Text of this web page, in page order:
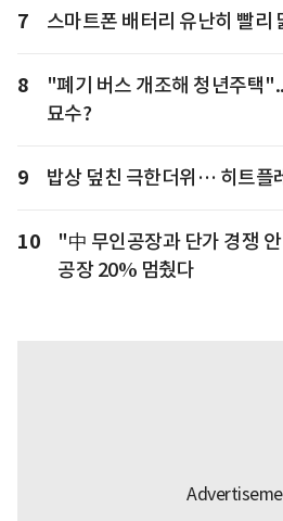
7 스마트폰 배터리 유난히 빨리
8
"폐기 버스 개조해 청년주택
묘수?
9 밥상 덮친 극한더위… 히트플
10
"中 무인공장과 단가 경쟁
공장 20% 멈췄다